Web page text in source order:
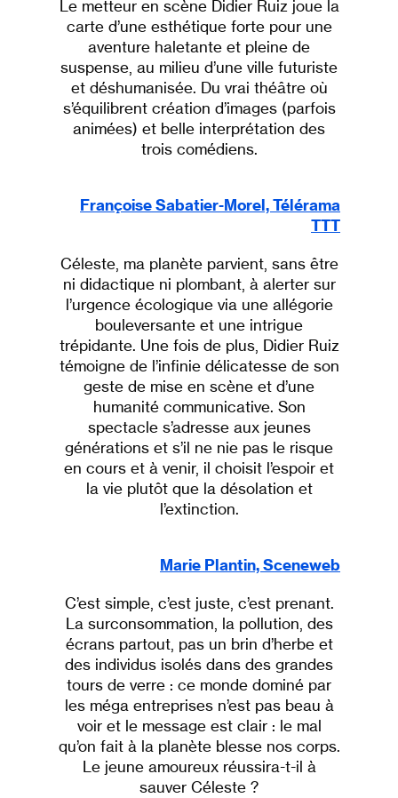
Le metteur en scène Didier Ruiz joue la
carte d’une esthétique forte pour une
aventure haletante et pleine de
suspense, au milieu d’une ville futuriste
et déshumanisée. Du vrai théâtre où
s’équilibrent création d’images (parfois
animées) et belle interprétation des
trois comédiens.
Françoise Sabatier-Morel, Télérama
TTT
Céleste, ma planète parvient, sans être
ni didactique ni plombant, à alerter sur
l’urgence écologique via une allégorie
bouleversante et une intrigue
trépidante. Une fois de plus, Didier Ruiz
témoigne de l’infinie délicatesse de son
geste de mise en scène et d’une
humanité communicative. Son
spectacle s’adresse aux jeunes
générations et s’il ne nie pas le risque
en cours et à venir, il choisit l’espoir et
la vie plutôt que la désolation et
l’extinction.
Marie Plantin, Sceneweb
C’est simple, c’est juste, c’est prenant.
La surconsommation, la pollution, des
écrans partout, pas un brin d’herbe et
des individus isolés dans des grandes
tours de verre : ce monde dominé par
les méga entreprises n’est pas beau à
voir et le message est clair : le mal
qu’on fait à la planète blesse nos corps.
Le jeune amoureux réussira-t-il à
sauver Céleste ?